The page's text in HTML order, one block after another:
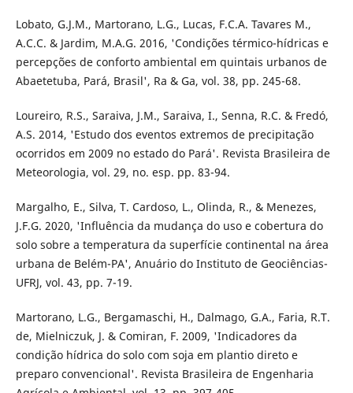
Lobato, G.J.M., Martorano, L.G., Lucas, F.C.A. Tavares M.,
A.C.C. & Jardim, M.A.G. 2016, 'Condições térmico-hídricas e
percepções de conforto ambiental em quintais urbanos de
Abaetetuba, Pará, Brasil', Ra & Ga, vol. 38, pp. 245-68.
Loureiro, R.S., Saraiva, J.M., Saraiva, I., Senna, R.C. & Fredó,
A.S. 2014, 'Estudo dos eventos extremos de precipitação
ocorridos em 2009 no estado do Pará'. Revista Brasileira de
Meteorologia, vol. 29, no. esp. pp. 83-94.
Margalho, E., Silva, T. Cardoso, L., Olinda, R., & Menezes,
J.F.G. 2020, 'Influência da mudança do uso e cobertura do
solo sobre a temperatura da superfície continental na área
urbana de Belém-PA', Anuário do Instituto de Geociências-
UFRJ, vol. 43, pp. 7-19.
Martorano, L.G., Bergamaschi, H., Dalmago, G.A., Faria, R.T.
de, Mielniczuk, J. & Comiran, F. 2009, 'Indicadores da
condição hídrica do solo com soja em plantio direto e
preparo convencional'. Revista Brasileira de Engenharia